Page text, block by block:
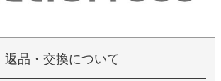
返品・交換について